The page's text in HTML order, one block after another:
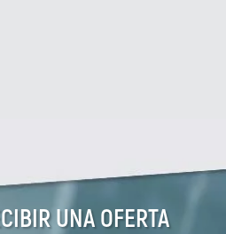
UNA OFERTA